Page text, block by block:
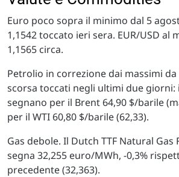
Euro poco sopra il minimo dal 5
1,1542 toccato ieri sera. EUR/USD al
1,1565 circa.
Petrolio in correzione dai massimi
scorsa toccati negli ultimi due
segnano per il Brent 64,90 $/barile
per il WTI 60,80 $/barile (62,33).
Gas debole. Il Dutch TTF Natural
segna 32,255 euro/MWh, -0,3%
precedente (32,363).